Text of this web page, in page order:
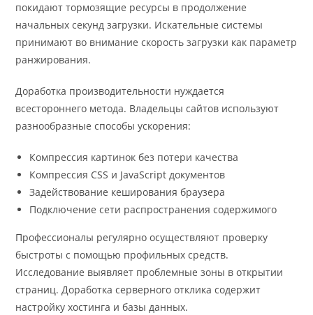
покидают тормозящие ресурсы в продолжение
начальных секунд загрузки. Искательные системы
принимают во внимание скорость загрузки как параметр
ранжирования.
Доработка производительности нуждается
всестороннего метода. Владельцы сайтов используют
разнообразные способы ускорения:
Компрессия картинок без потери качества
Компрессия CSS и JavaScript документов
Задействование кеширования браузера
Подключение сети распространения содержимого
Профессионалы регулярно осуществляют проверку
быстроты с помощью профильных средств.
Исследование выявляет проблемные зоны в открытии
страниц. Доработка серверного отклика содержит
настройку хостинга и базы данных.